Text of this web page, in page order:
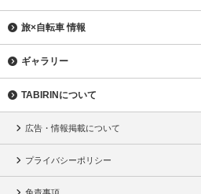
旅×自転車 情報
ギャラリー
TABIRINについて
広告・情報掲載について
プライバシーポリシー